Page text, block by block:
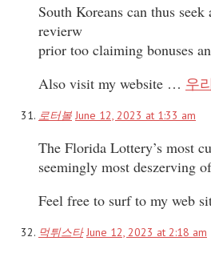
South Koreans can thus
revierw
prior too claiming bonuses
Also visit my website … 우
로터볼 June 12, 2023 at 1:33 am
The Florida Lottery’s most
seemingly most deszerving
Feel free to surf to my web
먹튀스타 June 12, 2023 at 2:18 am